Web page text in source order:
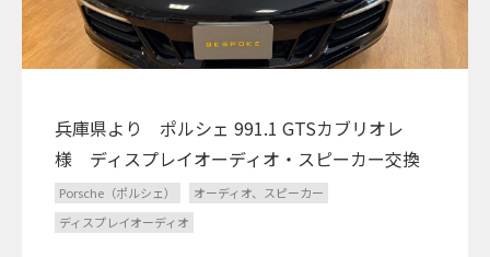
兵庫県より ポルシェ 991.1 GTSカブリオレ
様 ディスプレイオーディオ・スピーカー交換
Porsche（ポルシェ）
オーディオ、スピーカー
ディスプレイオーディオ